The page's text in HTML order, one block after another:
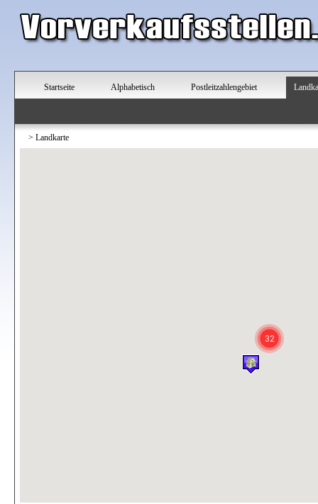
Startseite Alphabetisch Postleitzahlengebiet
> Landkarte
32